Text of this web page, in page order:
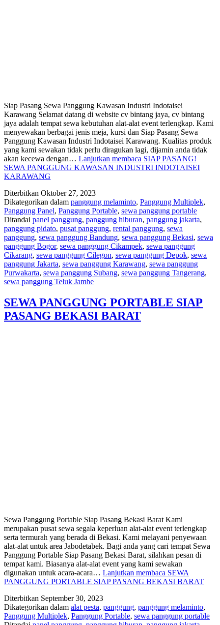
Siap Pasang Sewa Panggung Kawasan Industri Indotaisei
Karawang Selamat datang di website cv bintang jaya, cv bintang
jaya adalah tempat sewa kebutuhan alat-alat event terlengkap. Kami
menyewakan berbagai jenis meja, kursi dan Siap Pasang Sewa
Panggung Kawasan Industri Indotaisei Karawang. Kualitas produk
yang kami sewakan tidak perlu diragukan lagi, dijamin anda tidak
akan kecewa dengan… Lanjutkan membaca SIAP PASANG!
SEWA PANGGUNG KAWASAN INDUSTRI INDOTAISEI
KARAWANG
Diterbitkan Oktober 27, 2023
Dikategorikan dalam panggung melaminto, Panggung Multiplek,
Panggung Panel, Panggung Portable, sewa panggung portable
Ditandai panel panggung, panggung hiburan, panggung jakarta,
panggung pidato, pusat panggung, rental panggung, sewa
panggung, sewa panggung Bandung, sewa panggung Bekasi, sewa
panggung Bogor, sewa panggung Cikampek, sewa panggung
Cikarang, sewa panggung Cilegon, sewa panggung Depok, sewa
panggung Jakarta, sewa panggung Karawang, sewa panggung
Purwakarta, sewa panggung Subang, sewa panggung Tangerang,
sewa panggung Teluk Jambe
SEWA PANGGUNG PORTABLE SIAP
PASANG BEKASI BARAT
Sewa Panggung Portable Siap Pasang Bekasi Barat Kami
merupakan pusat sewa segala keperluan alat-alat event terlengkap
serta termurah yang berada di Bekasi. Kami melayani penyewaan
alat-alat untuk area Jabodetabek. Bagi anda yang cari tempat Sewa
Panggung Portable Siap Pasang Bekasi Barat, silahkan pesan di
tempat kami. Biasanya alat-alat event yang kami sewakan
digunakan untuk acara-acara… Lanjutkan membaca SEWA
PANGGUNG PORTABLE SIAP PASANG BEKASI BARAT
Diterbitkan September 30, 2023
Dikategorikan dalam alat pesta, panggung, panggung melaminto,
Panggung Multiplek, Panggung Portable, sewa panggung portable